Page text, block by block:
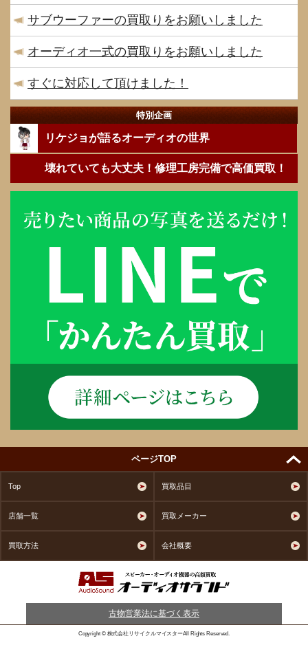
サブウーファーの買取りをお願いしました
オーディオ一式の買取りをお願いしました
すぐに対応して頂けました！
特別企画
リケジョが語るオーディオの世界
壊れていても大丈夫！修理工房完備で高価買取！
ページTOP
Top 買取品目
店舗一覧 買取メーカー
買取方法 会社概要
古物営業法に基づく表示
Copyright © 株式会社リサイクルマイスターAll Rights Reserved.